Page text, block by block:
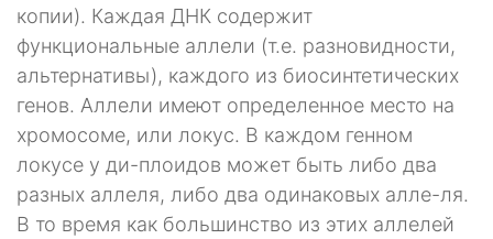
копии). Каждая ДНК содержит
функциональные аллели (т.е. разновидности,
альтернативы), каждого из биосинтетических
генов. Аллели имеют опре­деленное место на
хромосоме, или локус. В каждом генном
локусе у ди-плоидов может быть либо два
разных аллеля, либо два одинаковых алле-ля.
В то время как большинство из этих аллелей